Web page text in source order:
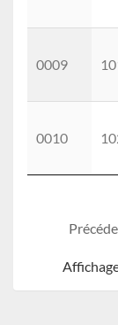
0009
0010